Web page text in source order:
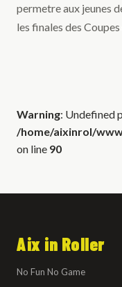
permetre aux jeunes
les finales des
Warning: Undefined
/home/aixinrol/
on line 90
Aix in Roller
No Fun No Game